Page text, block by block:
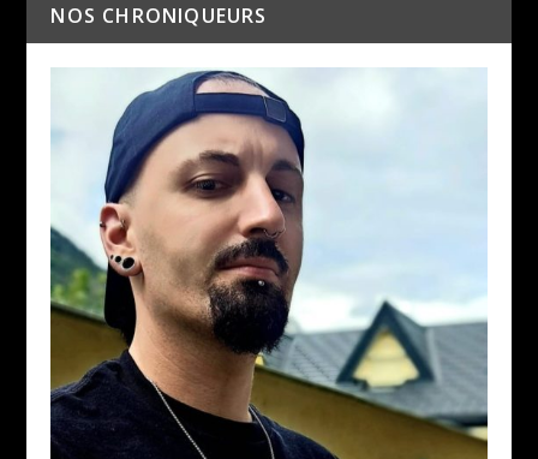
NOS CHRONIQUEURS